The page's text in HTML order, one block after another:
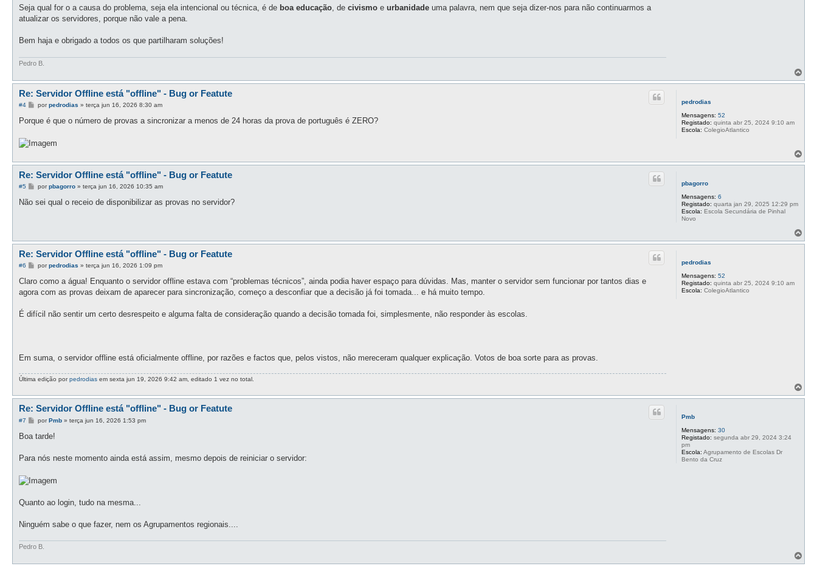
Seja qual for o a causa do problema, seja ela intencional ou técnica, é de boa educação, de civismo e urbanidade uma palavra, nem que seja dizer-nos para não continuarmos a
atualizar os servidores, porque não vale a pena.
Bem haja e obrigado a todos os que partilharam soluções!
Pedro B.
o
pedrodias
Mensagens: 52
Registado: quinta abr 25, 2024 9:10 am
Escola: ColegioAtlantico
Re: Servidor Offline está "offline" - Bug or Featute
#4
M
n
s
g
porpedrodias » terça jun 16, 2026 8:30 am
Porque é que o número de provas a sincronizar a menos de 24 horas da prova de português é ZERO?
o
pbagorro
Mensagens: 6
Registado: quarta jan 29, 2025 12:29 pm
Escola: Escola Secundária de Pinhal
Novo
Re: Servidor Offline está "offline" - Bug or Featute
#5
M
n
porpbagorro» terça jun 16, 2026 10:35 am
Não sei qual o receio de disponibilizar as provas no servidor?
o
pedrodias
Mensagens: 52
Registado: quinta abr 25, 2024 9:10 am
Escola: ColegioAtlantico
Re: Servidor Offline está "offline" - Bug or Featute
#6
M
n
a
m
porpedrodias » terça jun 16, 2026 1:09 pm
Claro como a água! Enquanto o servidor offline estava com “problemas técnicos”, ainda podia haver espaço para dúvidas. Mas, manter o servidor sem funcionar por tantos dias e
agora com as provas deixam de aparecer para sincronização, começo a desconfiar que a decisão já foi tomada... e há muito tempo.
É difícil não sentir um certo desrespeito e alguma falta de consideração quando a decisão tomada foi, simplesmente, não responder às escolas.
Em suma, o servidor offline está oficialmente offline, por razões e factos que, pelos vistos, não mereceram qualquer explicação. Votos de boa sorte para as provas.
Última edição porpedrodias em sexta jun 19, 2026 9:42 am, editado 1 vez no total.
o
Pmb
Mensagens: 30
Registado: segunda abr 29, 2024 3:24
pm
Escola: Agrupamento de Escolas Dr
Bento da Cruz
Re: Servidor Offline está "offline" - Bug or Featute
#7
M
n
g
porPmb» terça jun 16, 2026 1:53 pm
Boa tarde!
Para nós neste momento ainda está assim, mesmo depois de reiniciar o servidor:
Quanto ao login, tudo na mesma...
Ninguém sabe o que fazer, nem os Agrupamentos regionais....
Pedro B.
o